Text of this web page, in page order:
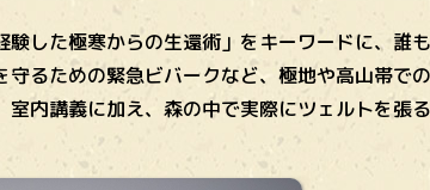
した極寒からの生還術」をキーワードに、誰
守るための緊急ビバークなど、極地や高山帯で
内講義に加え、森の中で実際にツェルトを張